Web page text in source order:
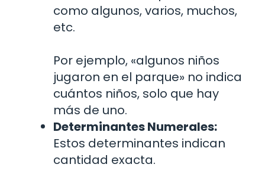
como algunos, varios, muchos,
etc.
Por ejemplo, «algunos niños
jugaron en el parque» no indica
cuántos niños, solo que hay
más de uno.
Determinantes Numerales:
Estos determinantes indican
cantidad exacta.